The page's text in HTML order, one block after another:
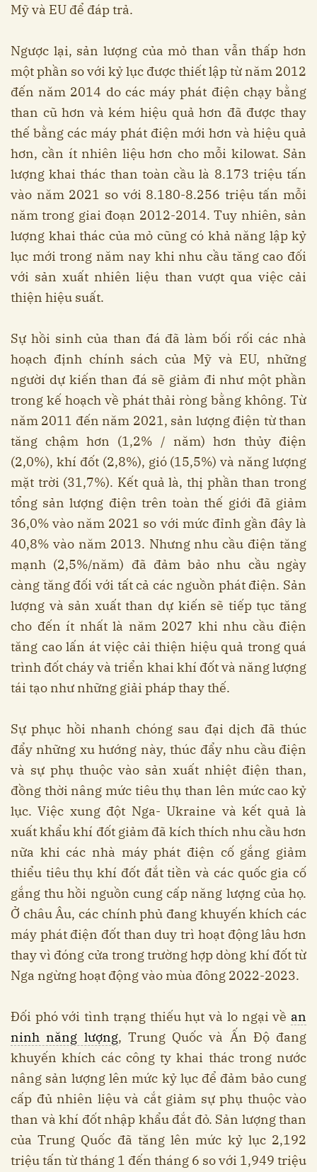
Mỹ và EU để đáp trả.
Ngược lại, sản lượng của mỏ than vẫn thấp hơn
một phần so với kỷ lục được thiết lập từ năm 2012
đến năm 2014 do các máy phát điện chạy bằng
than cũ hơn và kém hiệu quả hơn đã được thay
thế bằng các máy phát điện mới hơn và hiệu quả
hơn, cần ít nhiên liệu hơn cho mỗi kilowat. Sản
lượng khai thác than toàn cầu là 8.173 triệu tấn
vào năm 2021 so với 8.180-8.256 triệu tấn mỗi
năm trong giai đoạn 2012-2014. Tuy nhiên, sản
lượng khai thác của mỏ cũng có khả năng lập kỷ
lục mới trong năm nay khi nhu cầu tăng cao đối
với sản xuất nhiên liệu than vượt qua việc cải
thiện hiệu suất.
Sự hồi sinh của than đá đã làm bối rối các nhà
hoạch định chính sách của Mỹ và EU, những
người dự kiến ​​than đá sẽ giảm đi như một phần
trong kế hoạch về phát thải ròng bằng không. Từ
năm 2011 đến năm 2021, sản lượng điện từ than
tăng chậm hơn (1,2% / năm) hơn thủy điện
(2,0%), khí đốt (2,8%), gió (15,5%) và năng lượng
mặt trời (31,7%). Kết quả là, thị phần than trong
tổng sản lượng điện trên toàn thế giới đã giảm
36,0% vào năm 2021 so với mức đỉnh gần đây là
40,8% vào năm 2013. Nhưng nhu cầu điện tăng
mạnh (2,5%/năm) đã đảm bảo nhu cầu ngày
càng tăng đối với tất cả các nguồn phát điện. Sản
lượng và sản xuất than dự kiến ​​sẽ tiếp tục tăng
cho đến ít nhất là năm 2027 khi nhu cầu điện
tăng cao lấn át việc cải thiện hiệu quả trong quá
trình đốt cháy và triển khai khí đốt và năng lượng
tái tạo như những giải pháp thay thế.
Sự phục hồi nhanh chóng sau đại dịch đã thúc
đẩy những xu hướng này, thúc đẩy nhu cầu điện
và sự phụ thuộc vào sản xuất nhiệt điện than,
đồng thời nâng mức tiêu thụ than lên mức cao kỷ
lục. Việc xung đột Nga- Ukraine và kết quả là
xuất khẩu khí đốt giảm đã kích thích nhu cầu hơn
nữa khi các nhà máy phát điện cố gắng giảm
thiểu tiêu thụ khí đốt đắt tiền và các quốc gia cố
gắng thu hồi nguồn cung cấp năng lượng của họ.
Ở châu Âu, các chính phủ đang khuyến khích các
máy phát điện đốt than duy trì hoạt động lâu hơn
thay vì đóng cửa trong trường hợp dòng khí đốt từ
Nga ngừng hoạt động vào mùa đông 2022-2023.
Đối phó với tình trạng thiếu hụt và lo ngại về an
ninh năng lượng, Trung Quốc và Ấn Độ đang
khuyến khích các công ty khai thác trong nước
nâng sản lượng lên mức kỷ lục để đảm bảo cung
cấp đủ nhiên liệu và cắt giảm sự phụ thuộc vào
than và khí đốt nhập khẩu đắt đỏ. Sản lượng than
của Trung Quốc đã tăng lên mức kỷ lục 2,192
triệu tấn từ tháng 1 đến tháng 6 so với 1,949 triệu